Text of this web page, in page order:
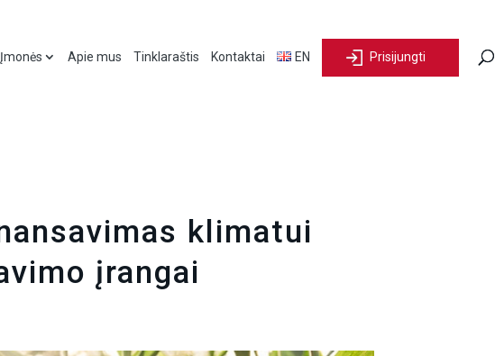
Įmonės Apie mus Tinklaraštis Kontaktai EN Prisijungti
klimatui
įrangai